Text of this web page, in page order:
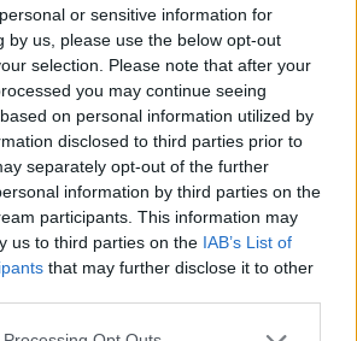
or sensitive information for
by us, please use the below opt-out
selection. Please note that after your
you may continue seeing
on personal information utilized by
disclosed to third parties prior to
separately opt-out of the further
information by third parties on the
participants. This information may
us to third parties on the IAB’s List of
that may further disclose it to other
website/app uses one or more Google